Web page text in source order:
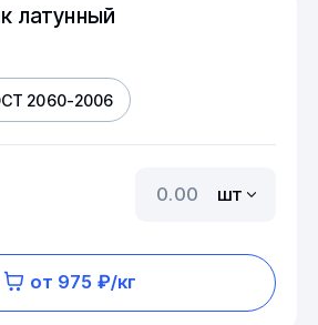
латунный
2060-2006
шт
от 975 ₽/кг